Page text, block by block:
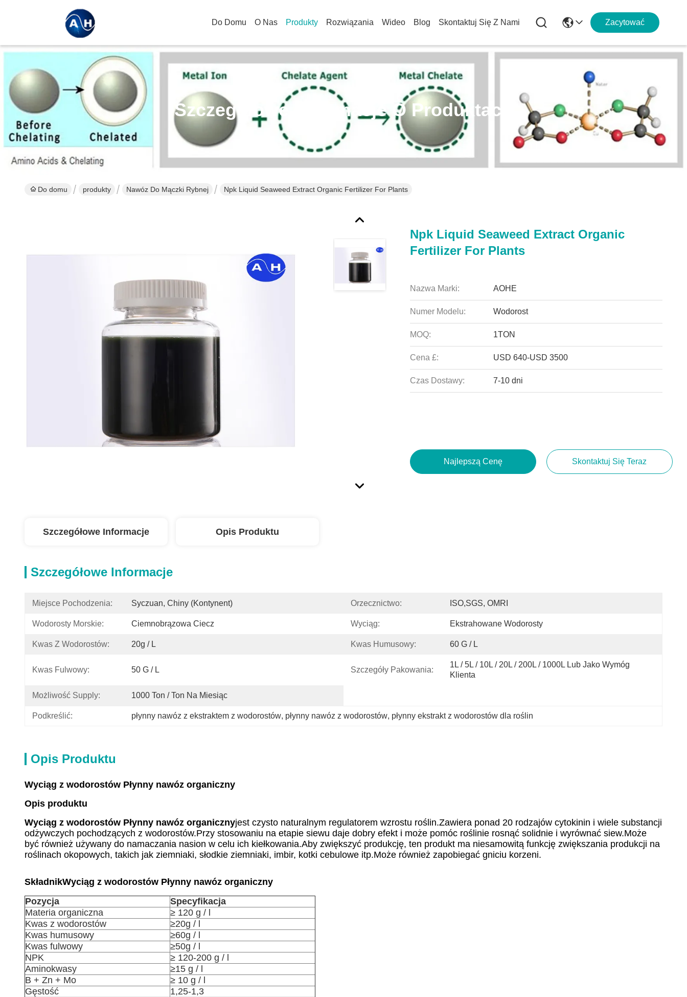
Do Domu O Nas Produkty Rozwiązania Wideo Blog Skontaktuj Się Z Nami Zacytować
Szczegółowe Informacje O Produktach
Do domu produkty Nawóz Do Mączki Rybnej Npk Liquid Seaweed Extract Organic Fertilizer For Plants
Npk Liquid Seaweed Extract Organic
Fertilizer For Plants
Nazwa Marki: AOHE
Numer Modelu: Wodorost
MOQ: 1TON
Cena £: USD 640-USD 3500
Czas Dostawy: 7-10 dni
Najlepszą Cenę Skontaktuj Się Teraz
Szczegółowe Informacje Opis Produktu
Szczegółowe Informacje
Miejsce Pochodzenia: Syczuan, Chiny (kontynent) Orzecznictwo: ISO,SGS, OMRI
Wodorosty Morskie: Ciemnobrązowa Ciecz Wyciąg: Ekstrahowane Wodorosty
Kwas Z Wodorostów: 20g / L Kwas Humusowy: 60 G / L
Kwas Fulwowy: 50 G / L Szczegóły Pakowania:
1L / 5L / 10L / 20L / 200L / 1000L Lub Jako Wymóg
Klienta
Możliwość Supply: 1000 Ton / Ton Na Miesiąc
Podkreślić: płynny nawóz z ekstraktem z wodorostów, płynny nawóz z wodorostów, płynny ekstrakt z wodorostów dla roślin
Opis Produktu
Wyciąg z wodorostów Płynny nawóz organiczny
Opis produktu
Wyciąg z wodorostów Płynny nawóz organicznyjest czysto naturalnym regulatorem wzrostu roślin.Zawiera ponad 20 rodzajów cytokinin i wiele substancji
odżywczych pochodzących z wodorostów.Przy stosowaniu na etapie siewu daje dobry efekt i może pomóc roślinie rosnąć solidnie i wyrównać siew.Może
być również używany do namaczania nasion w celu ich kiełkowania.Aby zwiększyć produkcję, ten produkt ma niesamowitą funkcję zwiększania produkcji na
roślinach okopowych, takich jak ziemniaki, słodkie ziemniaki, imbir, kotki cebulowe itp.Może również zapobiegać gniciu korzeni.
SkładnikWyciąg z wodorostów Płynny nawóz organiczny
Pozycja
Specyfikacja
Materia organiczna
≥ 120 g / l
Kwas z wodorostów
≥20g / l
Kwas humusowy
≥60g / l
Kwas fulwowy
≥50g / l
NPK
≥ 120-200 g / l
Aminokwasy
≥15 g / l
B + Zn + Mo
≥ 10 g / l
Gęstość
1,25-1,3